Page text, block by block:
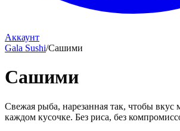
Аккаунт
Gala Sushi/Сашими
Сашими
Свежая рыба, нарезанная так, чтобы вкус
каждом кусочке. Без риса, без